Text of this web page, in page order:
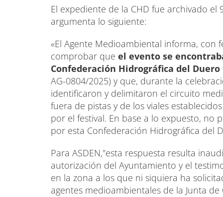
El expediente de la CHD fue archivado
argumenta lo siguiente:
«El Agente Medioambiental informa, con
comprobar que el evento se
Confederación Hidrográfica del Duero
AG-0804/2025) y que, durante la
identificaron y delimitaron el circuito
fuera de pistas y de los viales
por el festival. En base a lo expuesto,
por esta Confederación Hidrográfica del
Para ASDEN,"esta respuesta resulta
autorización del Ayuntamiento y el
en la zona a los que ni siquiera ha
agentes medioambientales de la Junta de